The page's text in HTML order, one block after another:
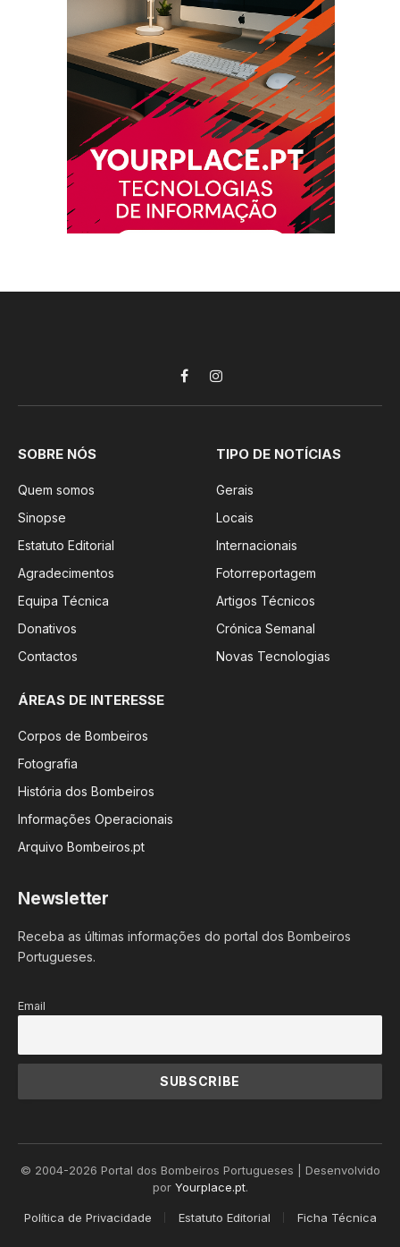
FacebookInstagram
SOBRE NÓS
Quem somos
Sinopse
Estatuto Editorial
Agradecimentos
Equipa Técnica
Donativos
Contactos
TIPO DE NOTÍCIAS
Gerais
Locais
Internacionais
Fotorreportagem
Artigos Técnicos
Crónica Semanal
Novas Tecnologias
ÁREAS DE INTERESSE
Corpos de Bombeiros
Fotografia
História dos Bombeiros
Informações Operacionais
Arquivo Bombeiros.pt
Newsletter
Receba as últimas informações do portal dos Bombeiros
Portugueses.
Email
© 2004-2026 Portal dos Bombeiros Portugueses | Desenvolvido
por Yourplace.pt.
Política de Privacidade Estatuto Editorial Ficha Técnica